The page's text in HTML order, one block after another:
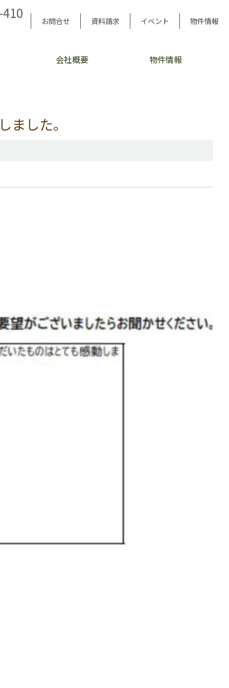
お問合せ 資料請求 イベント 物件情報
会社概要 物件情報
した。